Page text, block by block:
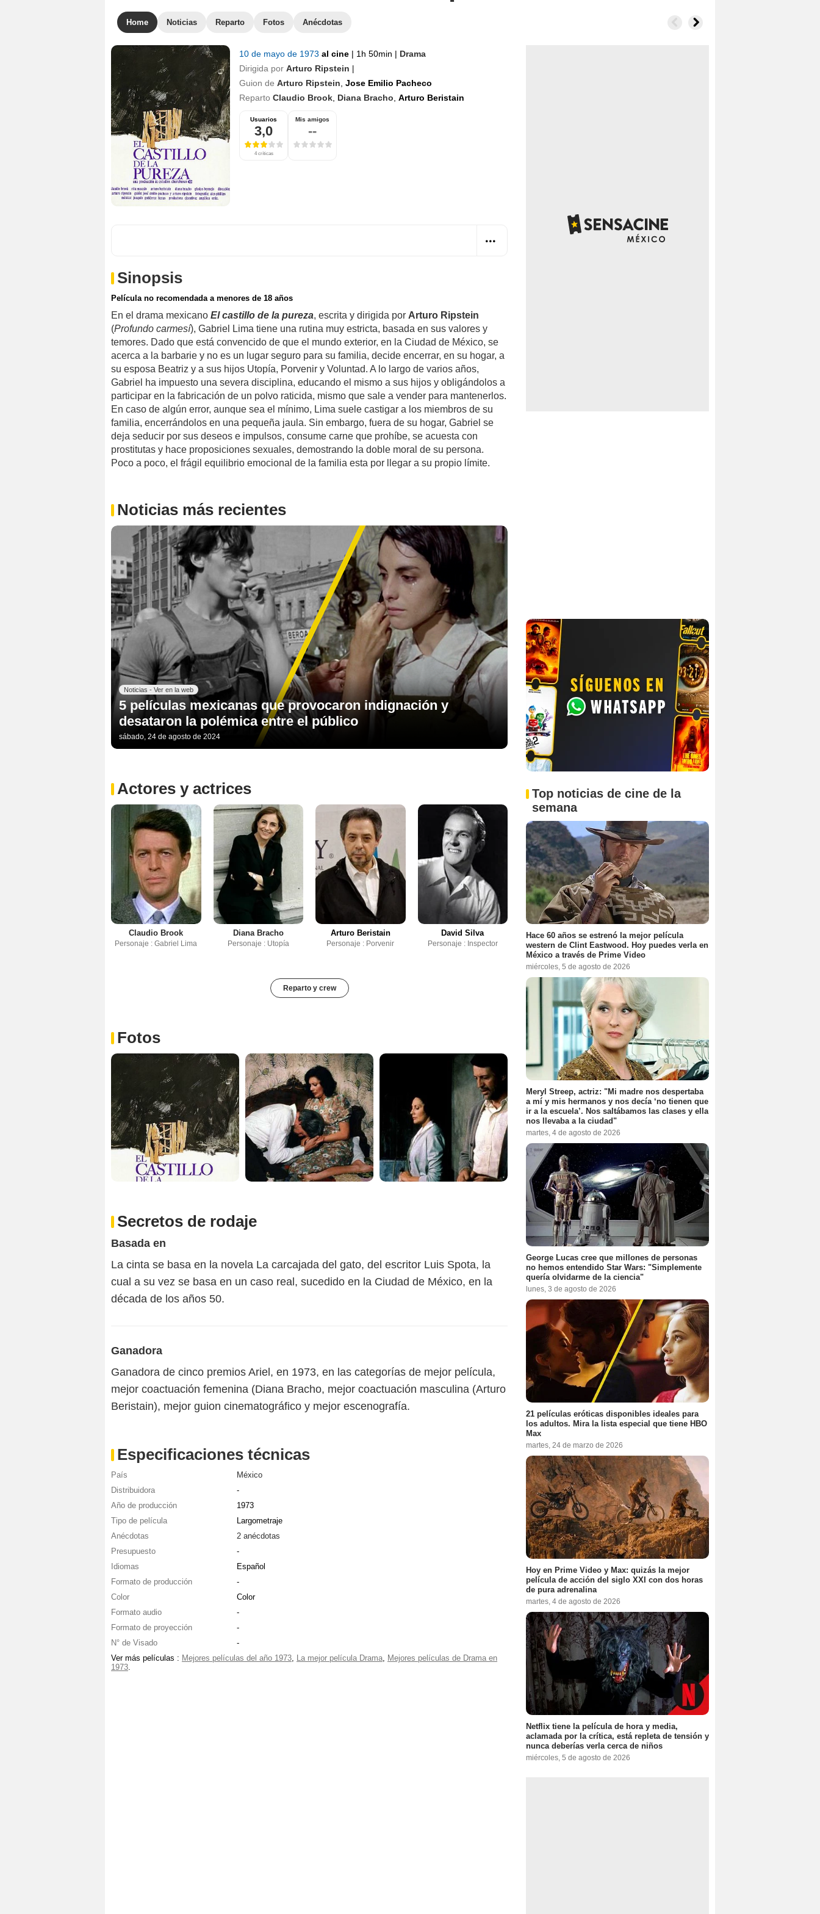
Home Noticias Reparto Fotos Anécdotas
10 de mayo de 1973 al cine | 1h 50min | Drama
Dirigida por Arturo Ripstein
Guion de Arturo Ripstein Jose Emilio Pacheco
Reparto Claudio Brook Diana Bracho Arturo Beristain
Usuarios
3,0
4 críticas
Mis amigos
--
Sinopsis
Película no recomendada a menores de 18 años
En el drama mexicano El castillo de la pureza, escrita y dirigida por Arturo Ripstein
(Profundo carmesí), Gabriel Lima tiene una rutina muy estricta, basada en sus valores y
temores. Dado que está convencido de que el mundo exterior, en la Ciudad de México, se
acerca a la barbarie y no es un lugar seguro para su familia, decide encerrar, en su hogar, a
su esposa Beatriz y a sus hijos Utopía, Porvenir y Voluntad. A lo largo de varios años,
Gabriel ha impuesto una severa disciplina, educando el mismo a sus hijos y obligándolos a
participar en la fabricación de un polvo raticida, mismo que sale a vender para mantenerlos.
En caso de algún error, aunque sea el mínimo, Lima suele castigar a los miembros de su
familia, encerrándolos en una pequeña jaula. Sin embargo, fuera de su hogar, Gabriel se
deja seducir por sus deseos e impulsos, consume carne que prohíbe, se acuesta con
prostitutas y hace proposiciones sexuales, demostrando la doble moral de su persona.
Poco a poco, el frágil equilibrio emocional de la familia esta por llegar a su propio límite.
Noticias más recientes
Noticias - Ver en la web
5 películas mexicanas que provocaron indignación y
desataron la polémica entre el público
sábado, 24 de agosto de 2024
Actores y actrices
Claudio Brook
Personaje : Gabriel Lima
Diana Bracho
Personaje : Utopía
Arturo Beristain
Personaje : Porvenir
David Silva
Personaje : Inspector
Reparto y crew
Fotos
Secretos de rodaje
Basada en
La cinta se basa en la novela La carcajada del gato, del escritor Luis Spota, la
cual a su vez se basa en un caso real, sucedido en la Ciudad de México, en la
década de los años 50.
Ganadora
Ganadora de cinco premios Ariel, en 1973, en las categorías de mejor película,
mejor coactuación femenina (Diana Bracho, mejor coactuación masculina (Arturo
Beristain), mejor guion cinematográfico y mejor escenografía.
Especificaciones técnicas
País
México
Distribuidora
-
Año de producción
1973
Tipo de película
Largometraje
Anécdotas
2 anécdotas
Presupuesto
-
Idiomas
Español
Formato de producción
-
Color
Color
Formato audio
-
Formato de proyección
-
N° de Visado
-
Ver más películas : Mejores películas del año 1973, La mejor película Drama, Mejores películas de Drama en
1973.
Top noticias de cine de la
semana
Hace 60 años se estrenó la mejor película
western de Clint Eastwood. Hoy puedes verla en
México a través de Prime Video
miércoles, 5 de agosto de 2026
Meryl Streep, actriz: "Mi madre nos despertaba
a mí y mis hermanos y nos decía ‘no tienen que
ir a la escuela’. Nos saltábamos las clases y ella
nos llevaba a la ciudad"
martes, 4 de agosto de 2026
George Lucas cree que millones de personas
no hemos entendido Star Wars: "Simplemente
quería olvidarme de la ciencia"
lunes, 3 de agosto de 2026
21 películas eróticas disponibles ideales para
los adultos. Mira la lista especial que tiene HBO
Max
martes, 24 de marzo de 2026
Hoy en Prime Video y Max: quizás la mejor
película de acción del siglo XXI con dos horas
de pura adrenalina
martes, 4 de agosto de 2026
Netflix tiene la película de hora y media,
aclamada por la crítica, está repleta de tensión y
nunca deberías verla cerca de niños
miércoles, 5 de agosto de 2026